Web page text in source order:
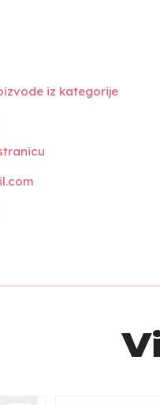
iz kategorije